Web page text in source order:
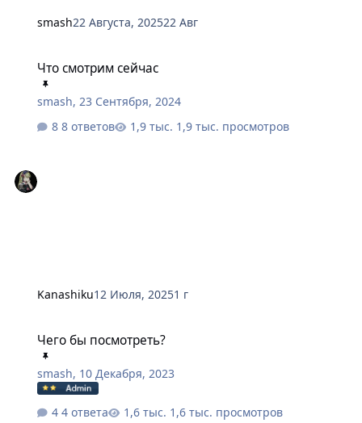
smash22 Августа, 202522 Авг
Что смотрим сейчас
smash, 23 Сентября, 2024
8 ответов
1,9 тыс. просмотров
Kanashiku12 Июля, 20251 г
Чего бы посмотреть?
smash, 10 Декабря, 2023
4 ответа 1,6 тыс. просмотров